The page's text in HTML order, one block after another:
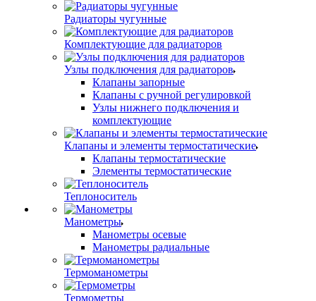
Радиаторы чугунные
Комплектующие для радиаторов
Узлы подключения для радиаторов
Клапаны запорные
Клапаны с ручной регулировкой
Узлы нижнего подключения и
комплектующие
Клапаны и элементы термостатические
Клапаны термостатические
Элементы термостатические
Теплоноситель
Манометры
Манометры осевые
Манометры радиальные
Термоманометры
Термометры